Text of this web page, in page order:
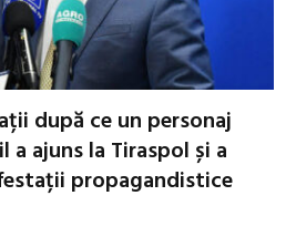
după ce un personaj
ajuns la Tiraspol și a
propagandistice